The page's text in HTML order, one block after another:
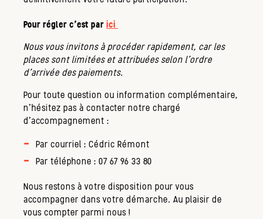
Pour régler c'est par ici
Nous vous invitons à procéder rapidement, car les
places sont limitées et attribuées selon l’ordre
d’arrivée des paiements.
Pour toute question ou information complémentaire,
n’hésitez pas à contacter notre chargé
d'accompagnement :
Par courriel : Cédric Rémont
Par téléphone : 07 67 96 33 80
Nous restons à votre disposition pour vous
accompagner dans votre démarche. Au plaisir de
vous compter parmi nous !